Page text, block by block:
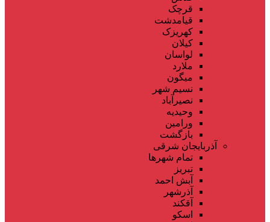
قرچک
قیامدشت
کهریزک
کیلان
لواسان
ملارد
میگون
نسیم شهر
نصیرآباد
وحیدیه
ورامین
بازگشت
آذربایجان شرقی
تمام شهر‌ها
تبریز
آبش احمد
آذرشهر
آقکند
اسکو